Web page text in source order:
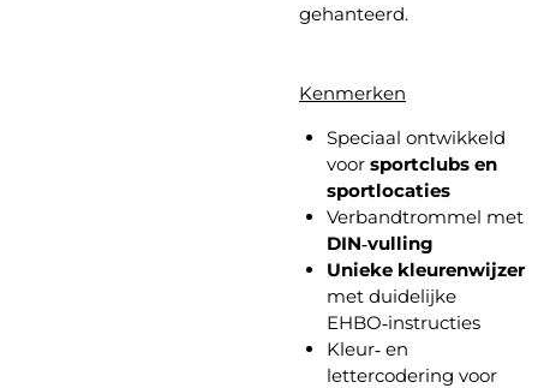
gehanteerd.
Kenmerken
Speciaal ontwikkeld
voor sportclubs en
sportlocaties
Verbandtrommel met
DIN‑vulling
Unieke kleurenwijzer
met duidelijke
EHBO‑instructies
Kleur‑ en
lettercodering voor